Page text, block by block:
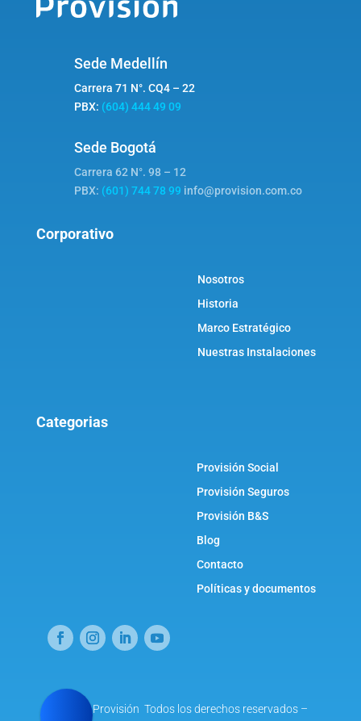
Sede Medellín
Carrera 71 N°. CQ4 – 22
PBX: (604) 444 49 09
Sede Bogotá
Carrera 62 N°. 98 – 12
PBX: (601) 744 78 99 info@provision.com.co
Corporativo
Nosotros
Historia
Marco Estratégico
Nuestras Instalaciones
Categorias
Provisión Social
Provisión Seguros
Provisión B&S
Blog
Contacto
Políticas y documentos
© 2021 Provisión Todos los derechos reservados –